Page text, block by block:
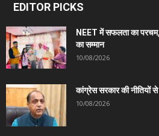
EDITOR PICKS
NEET में सफलता का परचम,
का सम्मान
10/08/2026
कांग्रेस सरकार की नीतियों
10/08/2026